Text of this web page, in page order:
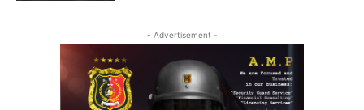
- Advertisement -